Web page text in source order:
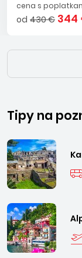
cena s
od 430 € 344
Tipy na